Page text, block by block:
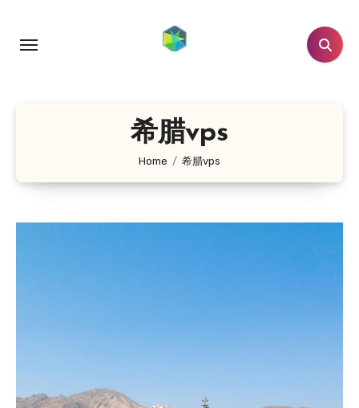
希腊vps
Home 希腊vps